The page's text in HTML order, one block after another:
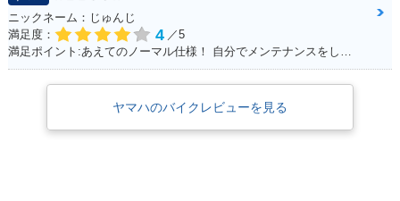
ニックネーム：じゅんじ
満足度：
4 ／5
満足ポイント:あえてのノーマル仕様！ 自分でメンテナンスをして、手をかけることが楽しい！
ヤマハのバイクレビューを見る